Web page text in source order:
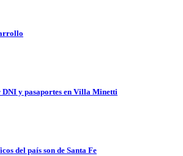
y pasaportes en Villa Minetti
del país son de Santa Fe